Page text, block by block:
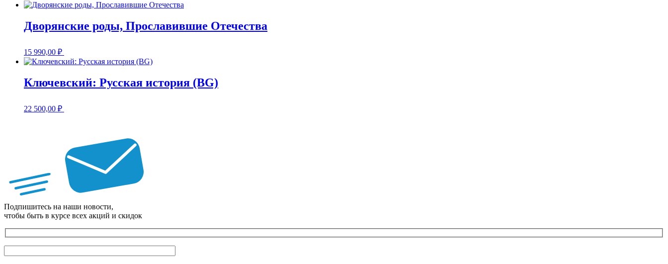
Дворянские роды, Прославившие Отечества
15 990,00 ₽
Ключевский: Русская история (BG)
22 500,00 ₽
Подпишитесь на наши новости,
чтобы быть в курсе всех акций и скидок